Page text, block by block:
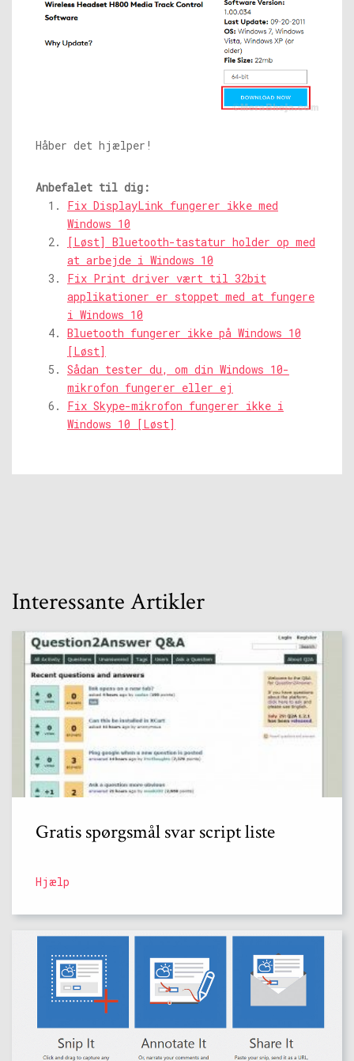
Håber det hjælper!
Anbefalet til dig:
Fix DisplayLink fungerer ikke med
Windows 10
[Løst] Bluetooth-tastatur holder op med
at arbejde i Windows 10
Fix Print driver vært til 32bit
applikationer er stoppet med at fungere
i Windows 10
Bluetooth fungerer ikke på Windows 10
[Løst]
Sådan tester du, om din Windows 10-
mikrofon fungerer eller ej
Fix Skype-mikrofon fungerer ikke i
Windows 10 [Løst]
Interessante Artikler
Gratis spørgsmål svar script liste
Hjælp